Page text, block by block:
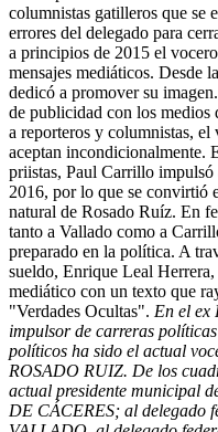
columnistas gatilleros que se
errores del delegado para
a principios de 2015 el
mensajes mediáticos. Desde
dedicó a promover su
de publicidad con los
a reporteros y columnistas,
aceptan incondicionalmente.
priistas, Paul Carrillo impulsó
2016, por lo que se convirtió
natural de Rosado Ruíz. En
tanto a Vallado como a
preparado en la política. A
sueldo, Enrique Leal
mediático con un texto que
"Verdades Ocultas". En el ex
impulsor de carreras
políticos ha sido el actual
ROSADO RUIZ. De los
actual presidente municipal
DE CÁCERES; al delegado